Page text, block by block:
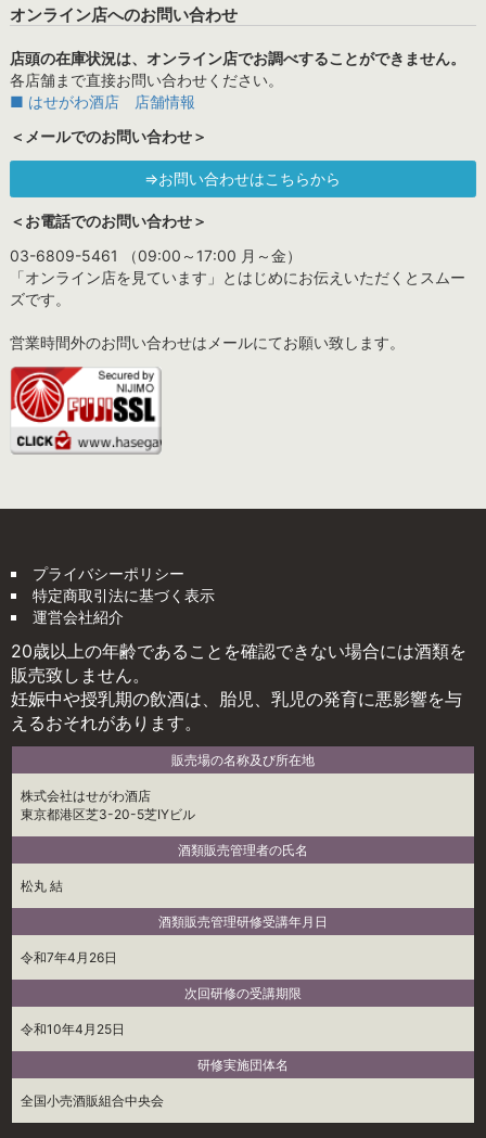
オンライン店へのお問い合わせ
店頭の在庫状況は、オンライン店でお調べすることができません。
各店舗まで直接お問い合わせください。
■ はせがわ酒店 店舗情報
＜メールでのお問い合わせ＞
⇒お問い合わせはこちらから
＜お電話でのお問い合わせ＞
03-6809-5461 （09:00～17:00 月～金）
「オンライン店を見ています」とはじめにお伝えいただくとスムー
ズです。
営業時間外のお問い合わせはメールにてお願い致します。
プライバシーポリシー
特定商取引法に基づく表示
運営会社紹介
20歳以上の年齢であることを確認できない場合には酒類を
販売致しません。
妊娠中や授乳期の飲酒は、胎児、乳児の発育に悪影響を与
えるおそれがあります。
販売場の名称及び所在地
株式会社はせがわ酒店
東京都港区芝3-20-5芝IYビル
酒類販売管理者の氏名
松丸 結
酒類販売管理研修受講年月日
令和7年4月26日
次回研修の受講期限
令和10年4月25日
研修実施団体名
全国小売酒販組合中央会